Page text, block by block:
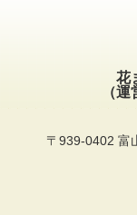
花
（
〒939-0402 富